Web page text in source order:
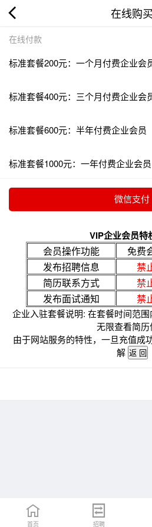
在线购买
在线付款
标准套餐200元：一个月付费企业会
标准套餐400元：三个月付费企业会
标准套餐600元：半年付费企业会员
标准套餐1000元：一年付费企业会员
VIP企业会员特
会员操作功能 免费
发布招聘信息
禁
简历联系方式
禁
发布面试通知
禁
企业入驻套餐说明: 在套餐时间范
无限查看简历
由于网站服务的特性，一旦充值成
解
首页 招聘